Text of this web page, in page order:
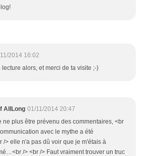
2014 16:02
lecture alors, et merci de ta visite ;-)
AllLong 01/11/2014 20:47
ne plus être prévenu des commentaires, <br
avec le mythe a été
/> elle n'a pas dû voir que je m'étais à
/> <br /> Faut vraiment trouver un truc